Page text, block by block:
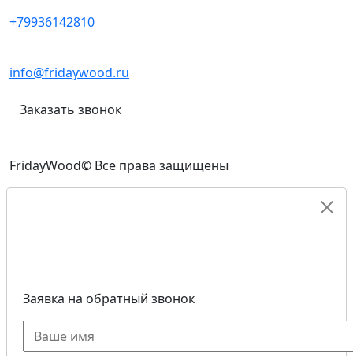
+79936142810
info@fridaywood.ru
Заказать звонок
FridayWood© Все права защищены
Заявка на обратный звонок